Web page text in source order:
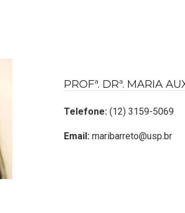
PROFª. DRª. MARIA
Telefone: (12) 3159-5069
Email: maribarreto@usp.br